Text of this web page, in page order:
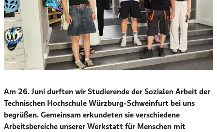
Am 26. Juni durften wir Studierende der Sozialen Arbeit der
Technischen Hochschule Würzburg-Schweinfurt bei uns
begrüßen. Gemeinsam erkundeten sie verschiedene
Arbeitsbereiche unserer Werkstatt für Menschen mit